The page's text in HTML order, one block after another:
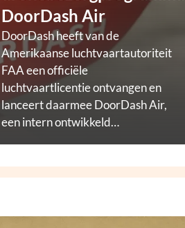
DoorDash Air
DoorDash heeft van de
Amerikaanse luchtvaartautoriteit
FAA een officiële
luchtvaartlicentie ontvangen en
lanceert daarmee DoorDash Air,
een intern ontwikkeld